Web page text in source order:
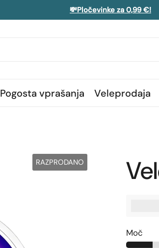
💸Pločevinke za 0,99 €!
Pogosta vprašanja Veleprodaja
RAZPRODANO
Moč